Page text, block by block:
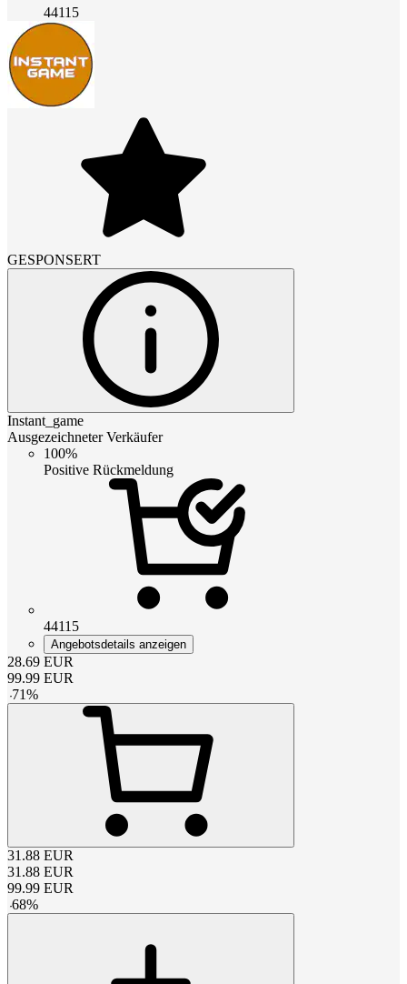
44115
GESPONSERT
Instant_game
Ausgezeichneter Verkäufer
100%
Positive Rückmeldung
44115
Angebotsdetails anzeigen
28.69 EUR
99.99 EUR
-71%
31.88 EUR
31.88 EUR
99.99 EUR
-68%